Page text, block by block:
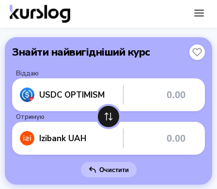
Знайти найвигідніший курс
Віддаю
USDC OPTIMISM
Отримую
Izibank UAH
Очистити